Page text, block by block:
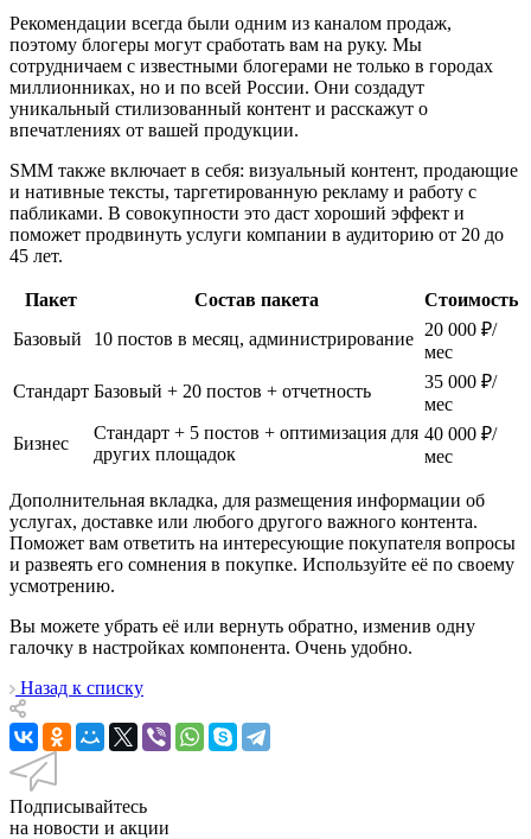
Рекомендации всегда были одним из каналом продаж,
поэтому блогеры могут сработать вам на руку. Мы
сотрудничаем с известными блогерами не только в городах
миллионниках, но и по всей России. Они создадут
уникальный стилизованный контент и расскажут о
впечатлениях от вашей продукции.
SMM также включает в себя: визуальный контент, продающие
и нативные тексты, таргетированную рекламу и работу с
пабликами. В совокупности это даст хороший эффект и
поможет продвинуть услуги компании в аудиторию от 20 до
45 лет.
Пакет Состав пакета
Стоимость
Базовый
10 постов в месяц, администрирование 20 000 ₽/
мес
Стандарт Базовый + 20 постов + отчетность
35 000 ₽/
мес
Бизнес
Стандарт + 5 постов + оптимизация для
других площадок
40 000 ₽/
мес
Дополнительная вкладка, для размещения информации об
услугах, доставке или любого другого важного контента.
Поможет вам ответить на интересующие покупателя вопросы
и развеять его сомнения в покупке. Используйте её по своему
усмотрению.
Вы можете убрать её или вернуть обратно, изменив одну
галочку в настройках компонента. Очень удобно.
Назад к списку
Подписывайтесь
на новости и акции